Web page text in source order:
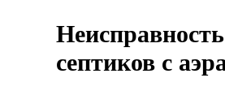
септиков с